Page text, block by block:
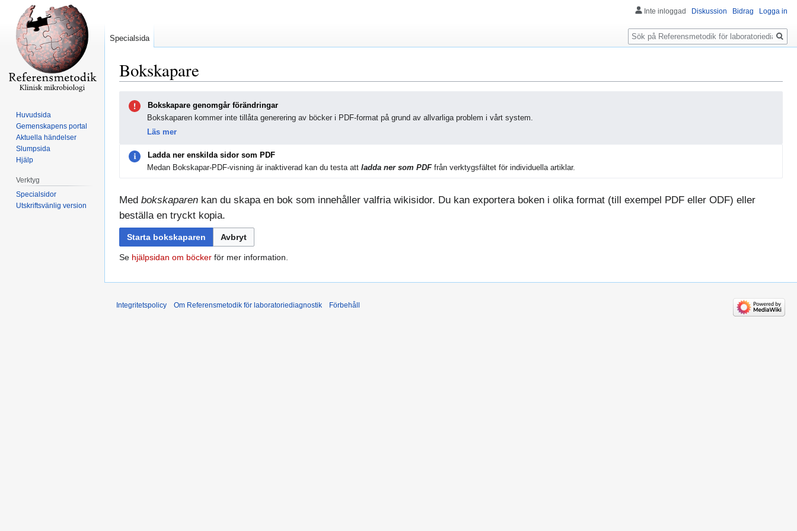
Bokskapare
navigering
Bokskapare genomgår förändringar
Bokskaparen kommer inte tillåta generering av böcker i PDF-format på grund av allvarliga problem i vårt system.
Läs mer
Ladda ner enskilda sidor som PDF
Medan Bokskapar-PDF-visning är inaktiverad kan du testa att ladda ner som PDFfrån verktygsfältet för individuella artiklar.
Med bokskaparen kan du skapa en bok som innehåller valfria wikisidor. Du kan exportera boken i olika format (till exempel PDF eller ODF) eller
beställa en tryckt kopia.
Starta bokskaparen Avbryt
Se hjälpsidan om böcker för mer information.
Inte inloggad Diskussion Bidrag Logga in
Specialsida
Sök
Huvudsida
Gemenskapens portal
Aktuella händelser
Slumpsida
Hjälp
Verktyg
Specialsidor
Utskriftsvänlig version
Integritetspolicy Om Referensmetodik för laboratoriediagnostik Förbehåll